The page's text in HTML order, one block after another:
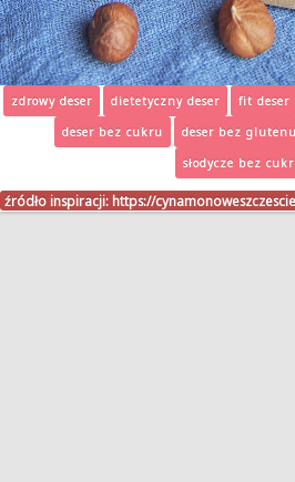
zdrowy deser dietetyczny deser fit deser
deser bez cukru
deser bez glutenu
słodycze bez
źródło inspiracji: https://